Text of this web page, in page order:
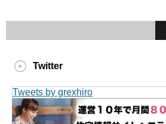
Twitter
Tweets by grexhiro